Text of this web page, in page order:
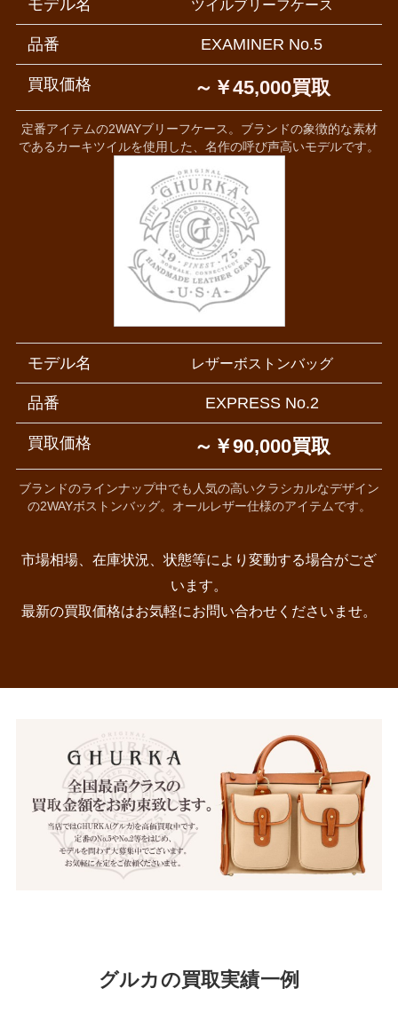
モデル名 ツイルブリーフケース
品番 EXAMINER No.5
買取価格 ～￥45,000買取
定番アイテムの2WAYブリーフケース。ブランドの象徴的な素材
であるカーキツイルを使用した、名作の呼び声高いモデルです。
モデル名 レザーボストンバッグ
品番 EXPRESS No.2
買取価格 ～￥90,000買取
ブランドのラインナップ中でも人気の高いクラシカルなデザイン
の2WAYボストンバッグ。オールレザー仕様のアイテムです。
市場相場、在庫状況、状態等により変動する場合がござ
います。
最新の買取価格はお気軽にお問い合わせくださいませ。
グルカの買取実績一例